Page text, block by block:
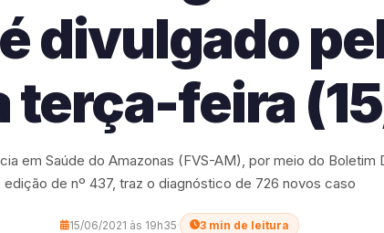
divulgado
terça-feira
em Saúde do Amazonas (FVS-AM), por meio do Boletim
edição de nº 437, traz o diagnóstico de 726 novos caso
15/06/2021 às 19h35· 3 min de leitura